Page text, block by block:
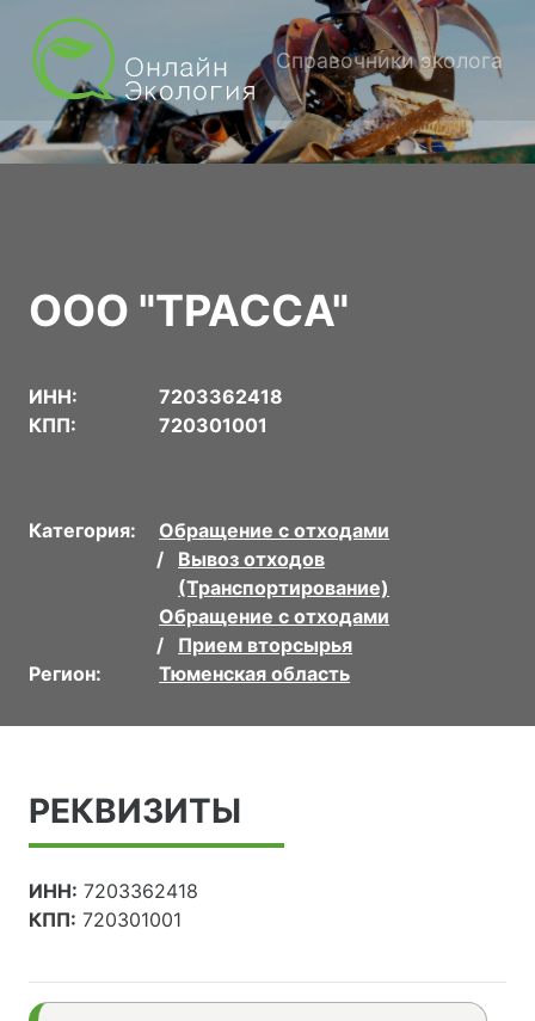
Справочники эколога
ООО "ТРАССА"
ИНН:
7203362418
КПП:
720301001
Категория:
Обращение с отходами
Вывоз отходов
(Транспортирование)
Обращение с отходами
Прием вторсырья
Регион:
Тюменская область
РЕКВИЗИТЫ
ИНН: 7203362418
КПП: 720301001